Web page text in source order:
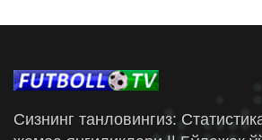
Сизнинг танловингиз: